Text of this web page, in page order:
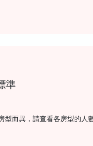
準
型而異，請查看各房型的人